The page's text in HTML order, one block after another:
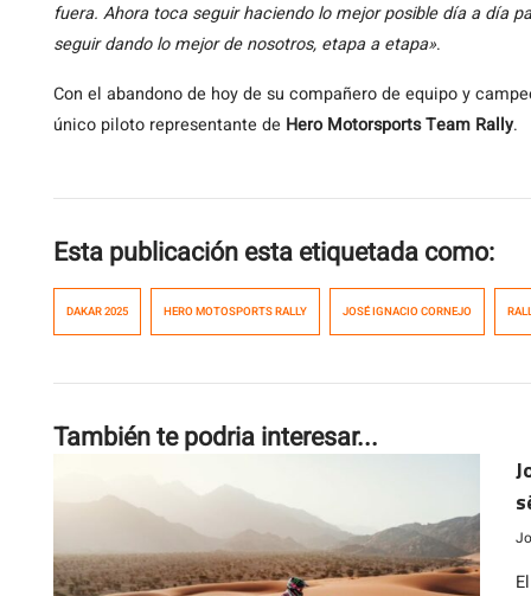
fuera. Ahora toca seguir haciendo lo mejor posible día a día
seguir dando lo mejor de nosotros, etapa a etapa».
Con el abandono de hoy de su compañero de equipo y
único piloto representante de Hero Motorsports Team Rally.
Esta publicación esta etiquetada como:
DAKAR 2025 HERO MOTOSPORTS RALLY JOSÉ IGNACIO CORNEJO
También te podria interesar...